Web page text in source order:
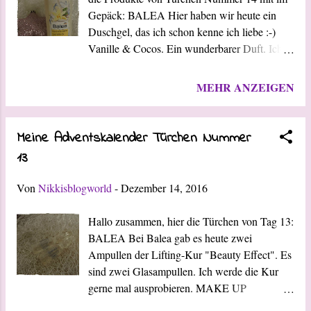
und es ist ein trockener Wein. PETERS
PRALINEN Wir haben heute ein Pecaré mit
Marc de Champagne. Eine Rote-Grütze-
- Kirschwasser Mini für die Nacht Da wir ab
morgen Richtung Norden unterwegs sind,
Gepäck: BALEA Hier haben wir heute ein
Duschgel, das ich schon kenne ich liebe :-)
Vanille & Cocos. Ein wunderbarer Duft. Ich
Größe gekauft und aufgebraucht :-) MAKE
auch besonders. Denn es gab einen
Lidschatten in der Farbe "New Tral Red", den
Türchen war ein Duschgel in der Duftrichtung
"British Rose". Ich freue mich sehr darüber,
denn ich wollte diese Duftrichtung unbedingt
mal testen. Und es riecht sehr sehr gut :-)
WEINBOX "Badische Entdecker" Heute ist
wieder das Weingut Weishaar vertreten,
welches ich euch ja bereits vorgestellt habe.
Bei dem Wein handelt es sich um einen Rosé
MEHR ANZEIGEN
Meine Adventskalender Türchen Nummer
13
Von Nikkisblogworld -Dezember 14, 2016
Hallo zusammen, hier die Türchen von Tag 13:
BALEA Bei Balea gab es heute zwei
Ampullen der Lifting-Kur "Beauty Effect". Es
sind zwei Glasampullen. Ich werde die Kur
gerne mal ausprobieren. MAKE UP